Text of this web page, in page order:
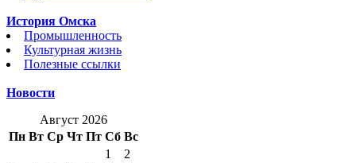
История Омска
Промышленность
Культурная жизнь
Полезные ссылки
Новости
Август 2026
Пн Вт Ср Чт Пт Сб Вс
1
2